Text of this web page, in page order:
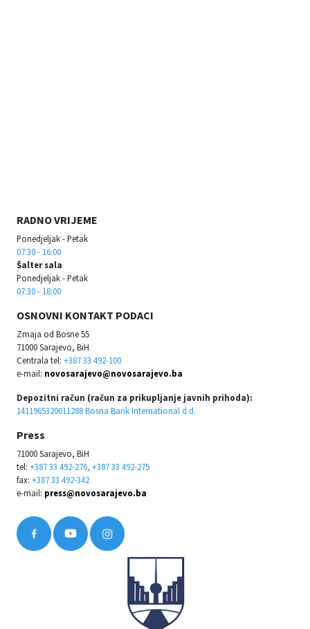
RADNO VRIJEME
Ponedjeljak - Petak
07:30 - 16:00
Šalter sala
Ponedjeljak - Petak
07:30 - 18:00
OSNOVNI KONTAKT PODACI
Zmaja od Bosne 55
71000 Sarajevo, BiH
Centrala tel: +387 33 492-100
e-mail: novosarajevo@novosarajevo.ba
Depozitni račun (račun za prikupljanje javnih prihoda):
1411965320011288 Bosna Bank International d.d.
Press
71000 Sarajevo, BiH
tel: +387 33 492-276, +387 33 492-275
fax: +387 33 492-342
e-mail: press@novosarajevo.ba